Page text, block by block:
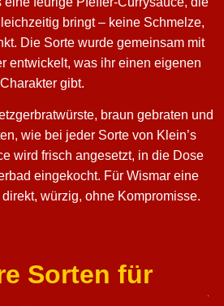
bringt – keine Schmelze,
Die Sorte wurde gemeinsam mit
entwickelt, was ihr einen eigenen
Charakter gibt.
braun gebraten und
wie bei jeder Sorte von Klein’s
wird frisch angesetzt, in die Dose
eingekocht. Für Wismar eine
würzig, ohne Kompromisse.
Sorten für